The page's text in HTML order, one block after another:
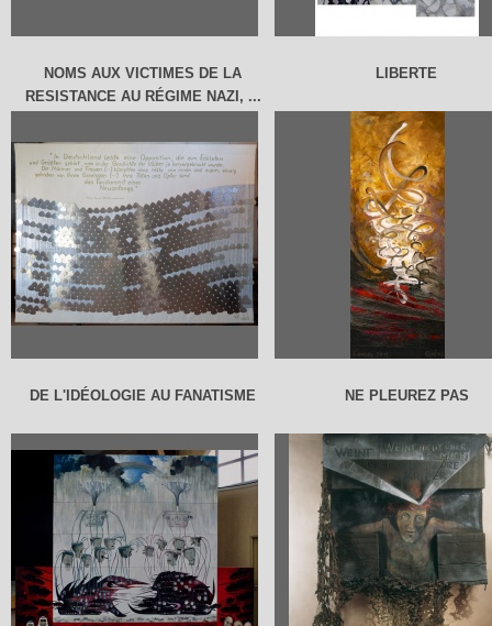
NOMS AUX VICTIMES DE LA
RESISTANCE AU RÉGIME NAZI, ...
LIBERTE
DE L'IDÉOLOGIE AU FANATISME NE PLEUREZ PAS